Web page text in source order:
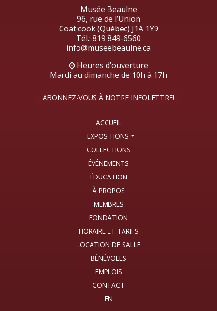
Musée Beaulne
96, rue de l’Union
Coaticook (Québec) J1A 1Y9
Tél.: 819 849-6560
info@museebeaulne.ca
⌚ Heures d’ouverture
Mardi au dimanche de 10h à 17h
ABONNEZ-VOUS À NOTRE INFOLETTRE!
ACCUEIL
EXPOSITIONS
COLLECTIONS
ÉVÉNEMENTS
ÉDUCATION
À PROPOS
MEMBRES
FONDATION
HORAIRE ET TARIFS
LOCATION DE SALLE
BÉNÉVOLES
EMPLOIS
CONTACT